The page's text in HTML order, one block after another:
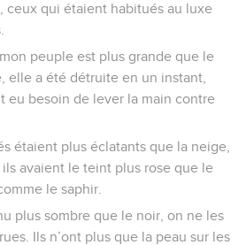
ceux qui étaient habitués au luxe
peuple est plus grande que le
elle a été détruite en un instant,
eu besoin de lever la main contre
étaient plus éclatants que la neige,
avaient le teint plus rose que le
le saphir.
plus sombre que le noir, on ne les
Ils n’ont plus que la peau sur les